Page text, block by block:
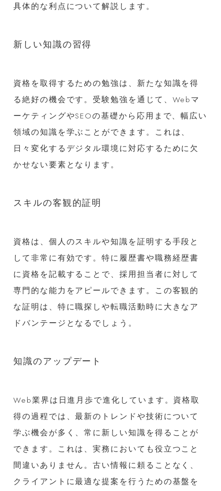
具体的な利点について解説します。
新しい知識の習得
資格を取得するための勉強は、新たな知識を得
る絶好の機会です。受験勉強を通じて、Webマ
ーケティングやSEOの基礎から応用まで、幅広い
領域の知識を学ぶことができます。これは、
日々変化するデジタル環境に対応するために欠
かせない要素となります。
スキルの客観的証明
資格は、個人のスキルや知識を証明する手段と
して非常に有効です。特に履歴書や職務経歴書
に資格を記載することで、採用担当者に対して
専門的な能力をアピールできます。この客観的
な証明は、特に職探しや転職活動時に大きなア
ドバンテージとなるでしょう。
知識のアップデート
Web業界は日進月歩で進化しています。資格取
得の過程では、最新のトレンドや技術について
学ぶ機会が多く、常に新しい知識を得ることが
できます。これは、実務においても役立つこと
間違いありません。古い情報に頼ることなく、
クライアントに最適な提案を行うための基盤を